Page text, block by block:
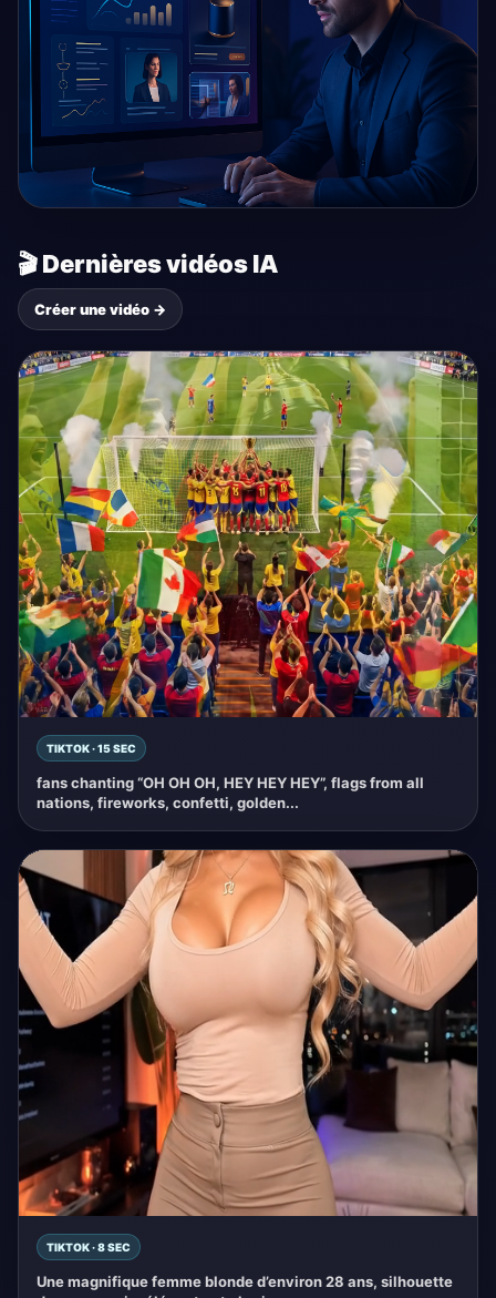
Visuel premium futuriste pour représenter la création de
contenus business et pu...
🎬 Dernières vidéos IA
Créer une vidéo →
TIKTOK · 15 SEC
fans chanting “OH OH OH, HEY HEY HEY”, flags from all
nations, fireworks, confetti, golden...
TIKTOK · 8 SEC
Une magnifique femme blonde d’environ 28 ans, silhouette